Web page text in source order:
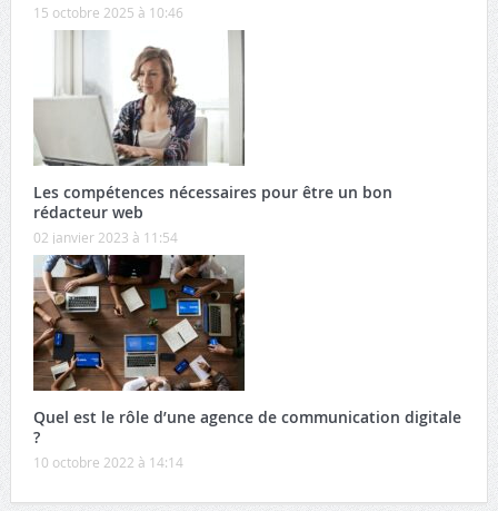
15 octobre 2025 à 10:46
Les compétences nécessaires pour être un bon
rédacteur web
02 janvier 2023 à 11:54
Quel est le rôle d’une agence de communication digitale
?
10 octobre 2022 à 14:14